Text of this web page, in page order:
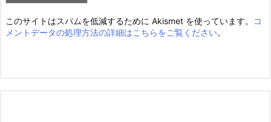
このサイトはスパムを低減するために Akismet を使っています。
コ
メントデータの処理方法の詳細はこちらをご覧ください。